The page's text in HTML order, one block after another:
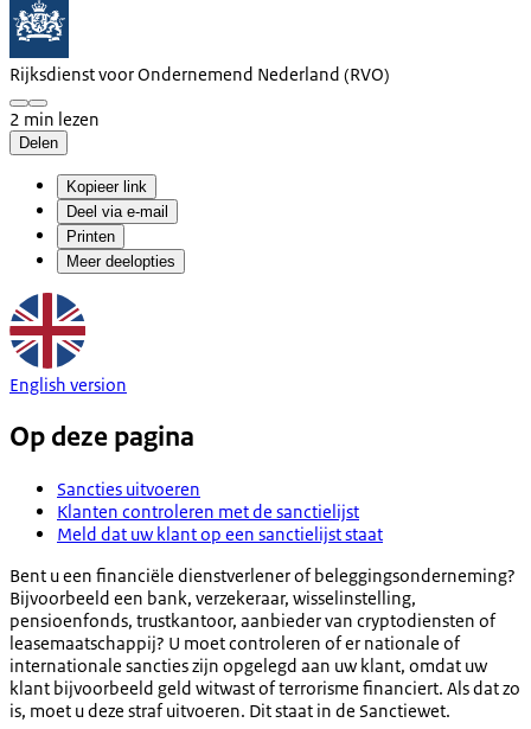
Rijksdienst voor Ondernemend Nederland (RVO)
2 min lezen
Delen
Kopieer link
Deel via e-mail
Printen
Meer deelopties
English version
Op deze pagina
Sancties uitvoeren
Klanten controleren met de sanctielijst
Meld dat uw klant op een sanctielijst staat
Bent u een financiële dienstverlener of beleggingsonderneming?
Bijvoorbeeld een bank, verzekeraar, wisselinstelling,
pensioenfonds, trustkantoor, aanbieder van cryptodiensten of
leasemaatschappij? U moet controleren of er nationale of
internationale sancties zijn opgelegd aan uw klant, omdat uw
klant bijvoorbeeld geld witwast of terrorisme financiert. Als dat zo
is, moet u deze straf uitvoeren. Dit staat in de Sanctiewet.